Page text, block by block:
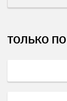
ТОЛЬКО